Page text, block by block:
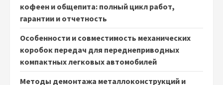
кофеен и общепита: полный цикл работ,
гарантии и отчетность
Особенности и совместимость механических
коробок передач для переднеприводных
компактных легковых автомобилей
Методы демонтажа металлоконструкций и